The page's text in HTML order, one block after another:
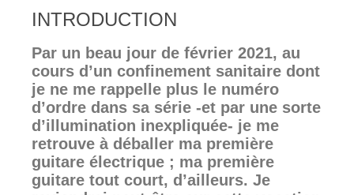
INTRODUCTION
Par un beau jour de février 2021, au
cours d’un confinement sanitaire dont
je ne me rappelle plus le numéro
d’ordre dans sa série -et par une sorte
d’illumination inexpliquée- je me
retrouve à déballer ma première
guitare électrique ; ma première
guitare tout court, d’ailleurs. Je